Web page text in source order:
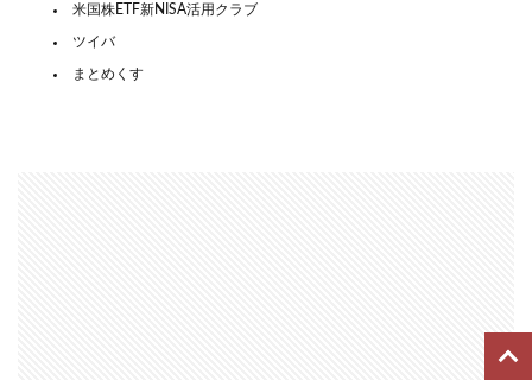
米国株ETF新NISA活用クラブ
ツイバ
まとめくす